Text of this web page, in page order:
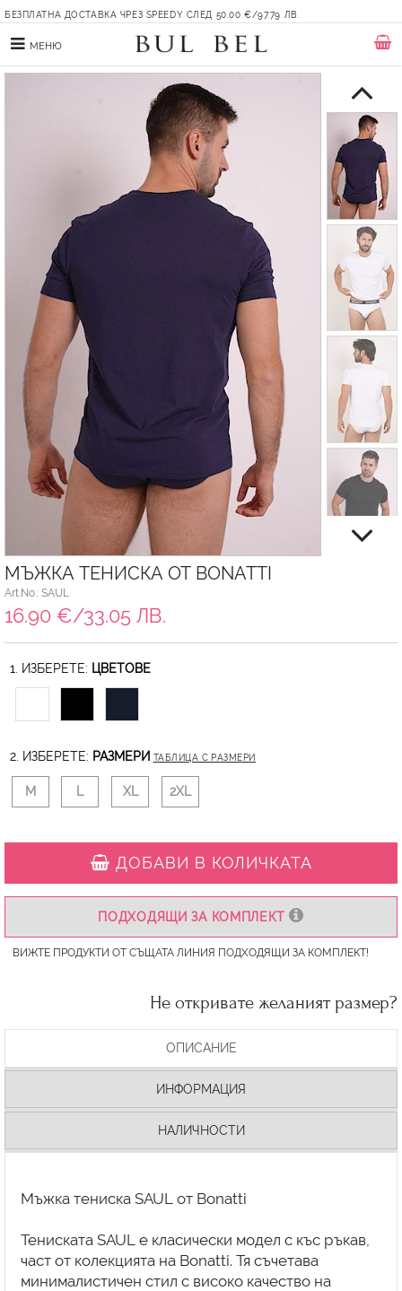
БЕЗПЛАТНА ДОСТАВКА ЧРЕЗ SPEEDY СЛЕД 50.00 €/97.79 ЛВ.
МЕНЮ
МЪЖКА ТЕНИСКА ОТ BONATTI
Art.No.: SAUL
16.90 €/33.05 ЛВ.
1. ИЗБЕРЕТЕ: ЦВЕТОВЕ
2. ИЗБЕРЕТЕ: РАЗМЕРИ ТАБЛИЦА С РАЗМЕРИ
M L XL 2XL
ДОБАВИ В КОЛИЧКАТА
ПОДХОДЯЩИ ЗА КОМПЛЕКТ
ВИЖТЕ ПРОДУКТИ ОТ СЪЩАТА ЛИНИЯ ПОДХОДЯЩИ ЗА КОМПЛЕКТ!
Не откривате желаният размер?
ОПИСАНИЕ
ИНФОРМАЦИЯ
НАЛИЧНОСТИ
Мъжка тениска SAUL от Bonatti
Тениската SAUL е класически модел с къс ръкав,
част от колекцията на Bonatti. Тя съчетава
минималистичен стил с високо качество на